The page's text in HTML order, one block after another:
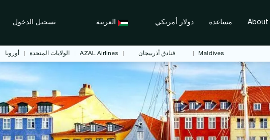
مساعدة دولار أمريكي العربية تسجيل الدخول
Maldives فنادق أذربيجان AZAL Airlines الولايات المتحدة أوروبا